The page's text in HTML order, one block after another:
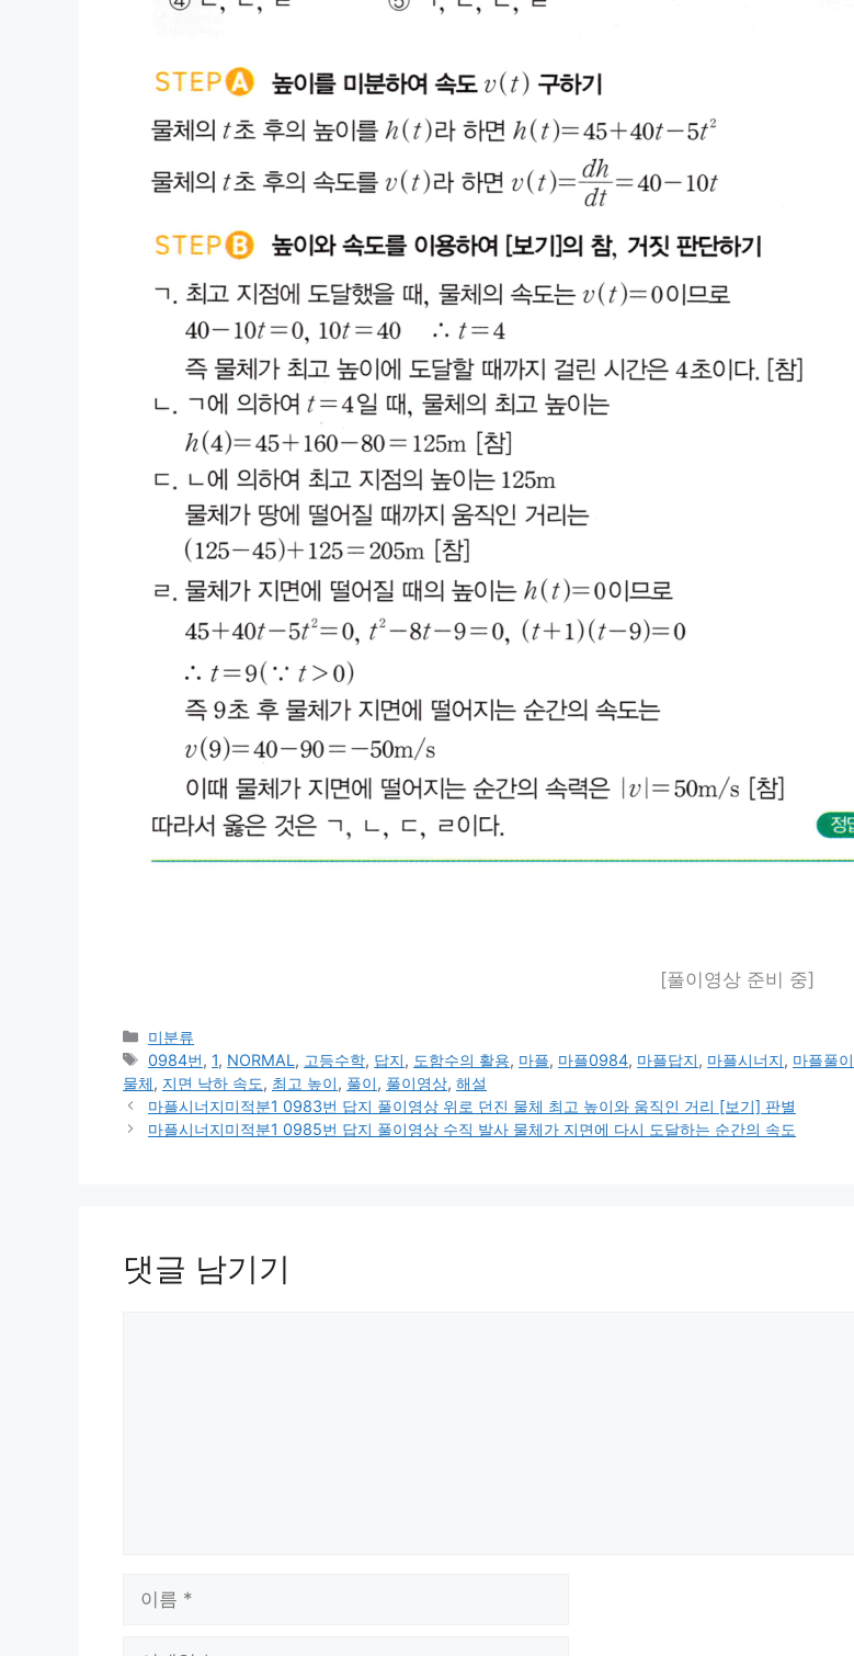
[풀이영상 준비 중]
카
테
고
리
미분류
태
그
0984번, 1, NORMAL, 고등수학, 답지, 도함수의 활용, 마플, 마플0984, 마플답지, 마플시너지, 마플풀이
물체, 지면 낙하 속도, 최고 높이, 풀이, 풀이영상, 해설
마플시너지미적분1 0983번 답지 풀이영상 위로 던진 물체 최고 높이와 움직인 거리 [보기] 판별
마플시너지미적분1 0985번 답지 풀이영상 수직 발사 물체가 지면에 다시 도달하는 순간의 속도
댓글 남기기